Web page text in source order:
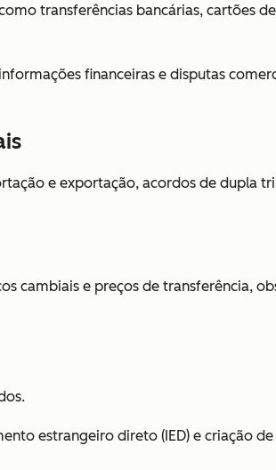
transferências bancárias, cartões
financeiras e disputas
e exportação, acordos de dupla
cambiais e preços de transferência,
estrangeiro direto (IED) e criação